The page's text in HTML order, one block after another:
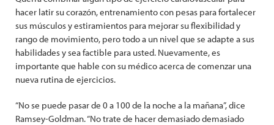
hacer latir su corazón, entrenamiento con pesas para fortalecer
sus músculos y estiramientos para mejorar su flexibilidad y
rango de movimiento, pero todo a un nivel que se adapte a sus
habilidades y sea factible para usted. Nuevamente, es
importante que hable con su médico acerca de comenzar una
nueva rutina de ejercicios.
“No se puede pasar de 0 a 100 de la noche a la mañana”, dice
Ramsey-Goldman. “No trate de hacer demasiado demasiado